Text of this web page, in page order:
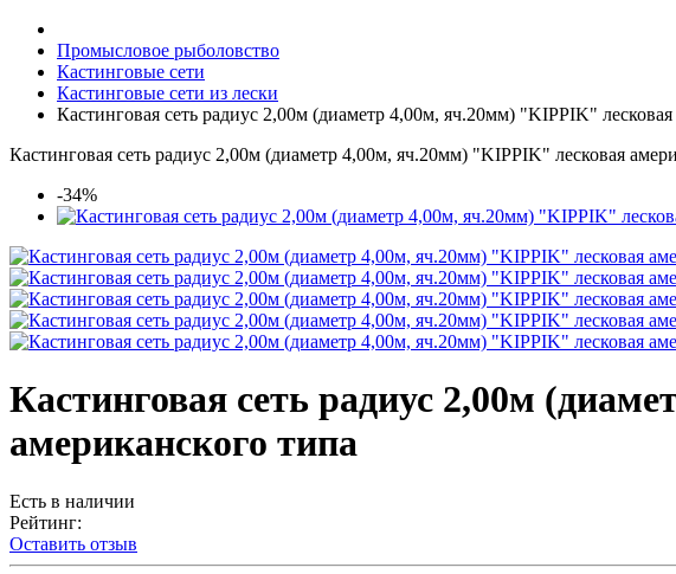
Промысловое рыболовство
Кастинговые сети
Кастинговые сети из лески
Кастинговая сеть радиус 2,00м (диаметр 4,00м, яч.20мм) "KIPPIK" лесковая
Кастинговая сеть радиус 2,00м (диаметр 4,00м, яч.20мм) "KIPPIK" лесковая
-34%
Кастинговая сеть радиус 2,00м
американского типа
Есть в наличии
Рейтинг:
Оставить отзыв